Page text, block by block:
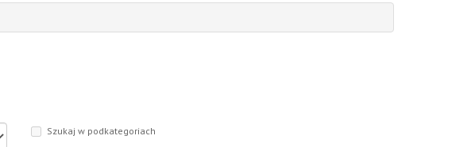
Szukaj w podkategoriach